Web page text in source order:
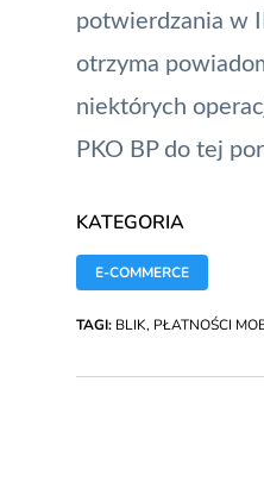
potwierdzania w
otrzyma
niektórych
PKO BP do tej
KATEGORIA
E-COMMERCE
TAGI: BLIK, PŁATNOŚCI